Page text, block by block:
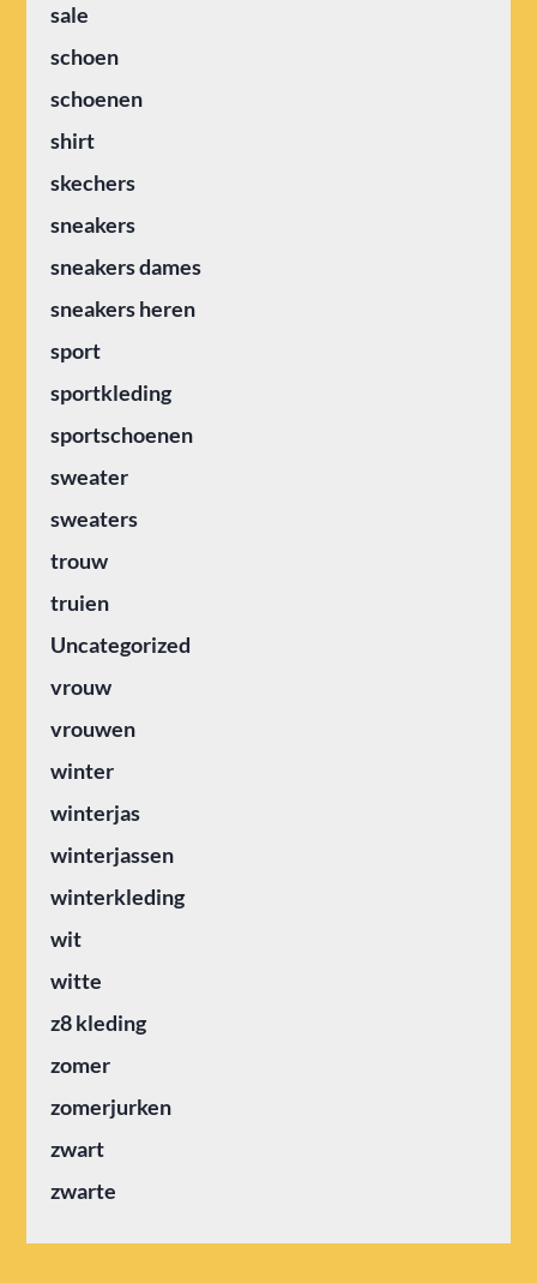
sale
schoen
schoenen
shirt
skechers
sneakers
sneakers dames
sneakers heren
sport
sportkleding
sportschoenen
sweater
sweaters
trouw
truien
Uncategorized
vrouw
vrouwen
winter
winterjas
winterjassen
winterkleding
wit
witte
z8 kleding
zomer
zomerjurken
zwart
zwarte